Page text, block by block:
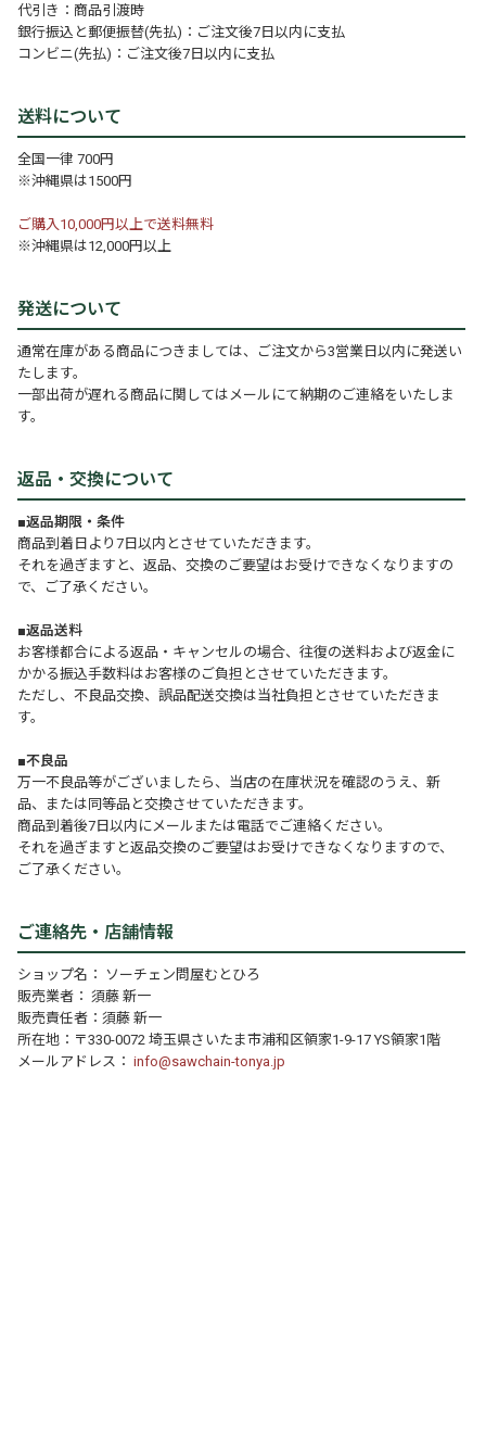
代引き：商品引渡時
銀行振込と郵便振替(先払)：ご注文後7日以内に支払
コンビニ(先払)：ご注文後7日以内に支払
送料について
全国一律 700円
※沖縄県は1500円
ご購入10,000円以上で送料無料
※沖縄県は12,000円以上
発送について
通常在庫がある商品につきましては、ご注文から3営業日以内に発送い
たします。
一部出荷が遅れる商品に関してはメールにて納期のご連絡をいたしま
す。
返品・交換について
■返品期限・条件
商品到着日より7日以内とさせていただきます。
それを過ぎますと、返品、交換のご要望はお受けできなくなりますの
で、ご了承ください。
■返品送料
お客様都合による返品・キャンセルの場合、往復の送料および返金に
かかる振込手数料はお客様のご負担とさせていただきます。
ただし、不良品交換、誤品配送交換は当社負担とさせていただきま
す。
■不良品
万一不良品等がございましたら、当店の在庫状況を確認のうえ、新
品、または同等品と交換させていただきます。
商品到着後7日以内にメールまたは電話でご連絡ください。
それを過ぎますと返品交換のご要望はお受けできなくなりますので、
ご了承ください。
ご連絡先・店舗情報
ショップ名： ソーチェン問屋むとひろ
販売業者： 須藤 新一
販売責任者：須藤 新一
所在地：〒330-0072 埼玉県さいたま市浦和区領家1-9-17 YS領家1階
メールアドレス：info@sawchain-tonya.jp